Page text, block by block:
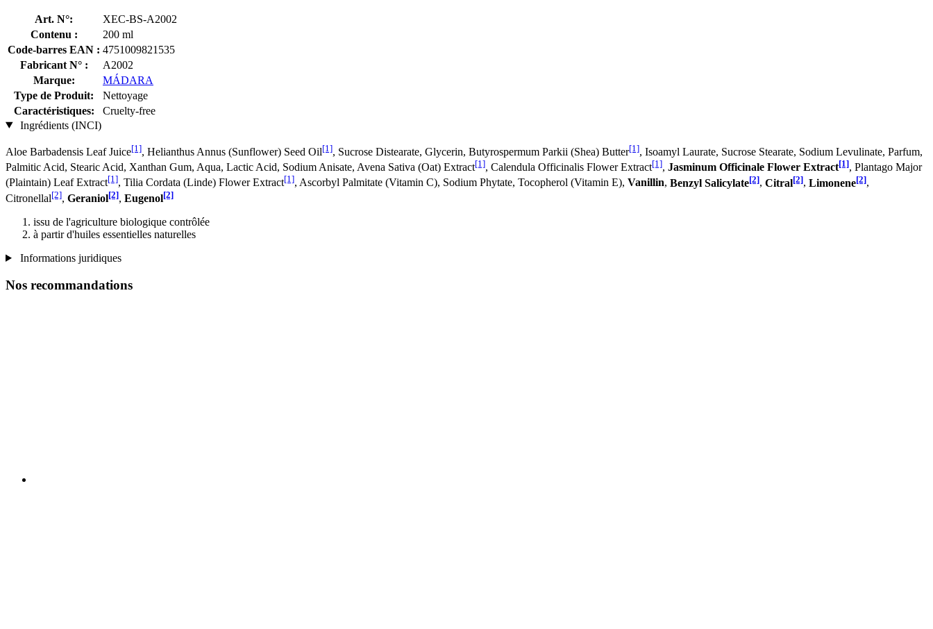
Art. N°:
XEC-BS-A2002
Contenu :
200 ml
Code-barres EAN : 4751009821535
Fabricant N° :
A2002
Marque:
MÁDARA
Type de Produit:
Nettoyage
Caractéristiques:
Cruelty-free
Ingrédients (INCI)
Aloe Barbadensis Leaf Juice[1], Helianthus Annus (Sunflower) Seed Oil[1], Sucrose Distearate, Glycerin, Butyrospermum Parkii (Shea) Butter[1], Isoamyl Laurate, Sucrose Stearate, Sodium Levulinate, Parfum,
Palmitic Acid, Stearic Acid, Xanthan Gum, Aqua, Lactic Acid, Sodium Anisate, Avena Sativa (Oat) Extract[1], Calendula Officinalis Flower Extract[1], Jasminum Officinale Flower Extract[1], Plantago Major
(Plaintain) Leaf Extract[1], Tilia Cordata (Linde) Flower Extract[1], Ascorbyl Palmitate (Vitamin C), Sodium Phytate, Tocopherol (Vitamin E), Vanillin, Benzyl Salicylate[2], Citral[2], Limonene[2],
Citronellal[2], Geraniol[2], Eugenol[2]
issu de l'agriculture biologique contrôlée
à partir d'huiles essentielles naturelles
Informations juridiques
Nos recommandations